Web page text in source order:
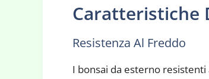
Caratteristiche
Resistenza Al Freddo
I bonsai da esterno